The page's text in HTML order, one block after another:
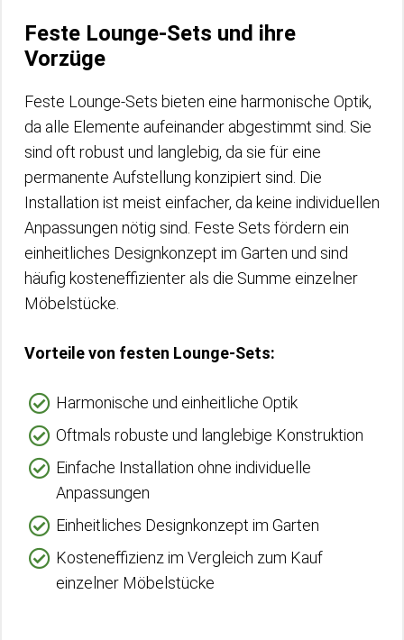
Feste Lounge-Sets und ihre
Vorzüge
Feste Lounge-Sets bieten eine harmonische Optik,
da alle Elemente aufeinander abgestimmt sind. Sie
sind oft robust und langlebig, da sie für eine
permanente Aufstellung konzipiert sind. Die
Installation ist meist einfacher, da keine individuellen
Anpassungen nötig sind. Feste Sets fördern ein
einheitliches Designkonzept im Garten und sind
häufig kosteneffizienter als die Summe einzelner
Möbelstücke.
Vorteile von festen Lounge-Sets:
Harmonische und einheitliche Optik
Oftmals robuste und langlebige Konstruktion
Einfache Installation ohne individuelle
Anpassungen
Einheitliches Designkonzept im Garten
Kosteneffizienz im Vergleich zum Kauf
einzelner Möbelstücke